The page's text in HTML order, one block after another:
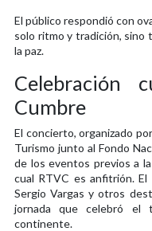
El público respondió con
solo ritmo y tradición, sino
la paz.
Celebración
Cumbre
El concierto, organizado
Turismo junto al Fondo
de los eventos previos a
cual RTVC es anfitrión. El
Sergio Vargas y otros
jornada que celebró el
continente.